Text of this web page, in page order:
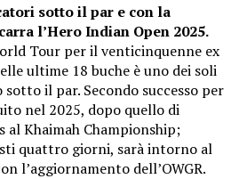
sotto il par e con la
l’Hero Indian Open 2025.
Tour per il venticinquenne ex
ultime 18 buche è uno dei soli
il par. Secondo successo per
nel 2025, dopo quello di
al Khaimah Championship;
quattro giorni, sarà intorno al
l’aggiornamento dell’OWGR.